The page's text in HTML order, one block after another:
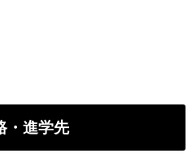
・進学先